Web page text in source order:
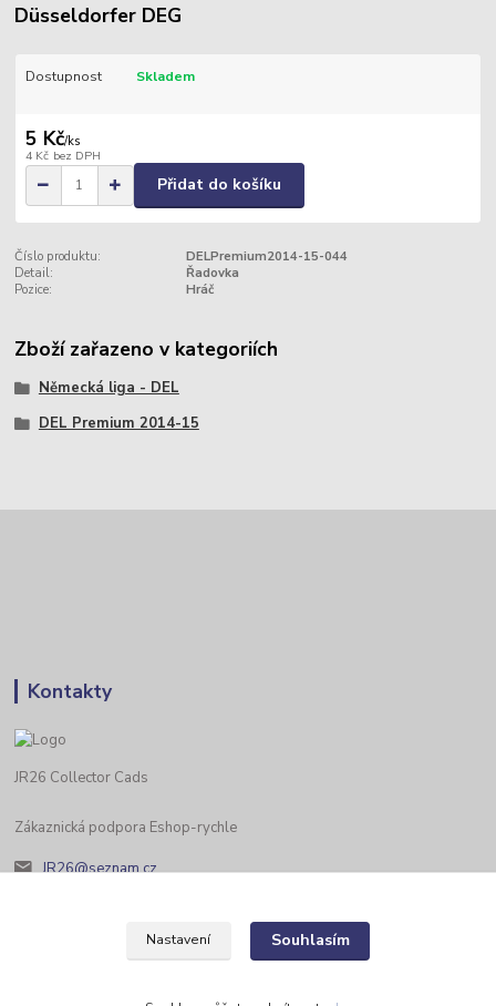
Düsseldorfer DEG
Dostupnost Skladem
5 Kč/ks
4 Kč bez DPH
Přidat do košíku
Číslo produktu:
DELPremium2014-15-044
Detail:
Řadovka
Pozice:
Hráč
Zboží zařazeno v kategoriích
Německá liga - DEL
DEL Premium 2014-15
Kontakty
JR26 Collector Cads
Zákaznická podpora Eshop-rychle
JR26@seznam.cz
Nastavení Souhlasím